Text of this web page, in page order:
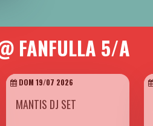
FANFULLA 5/A
DOM 19/07 2026
MANTIS DJ SET